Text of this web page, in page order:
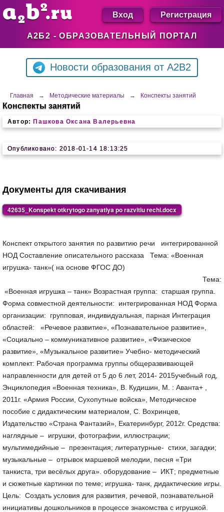
А2Б2 - ОБРАЗОВАТЕЛЬНЫЙ ПОРТАЛ
Вход Регистрация
Новости образования от A2B2
Главная → Методические материалы → Конспекты занятий
Конспекты занятий
Автор: Пашкова Оксана Валерьевна
Опубликовано: 2018-01-14 18:13:25
Документы для скачивания
42635_Konspekt otkrytogo zanyatiya po razvitiu rechi.docx
Конспект открытого занятия по развитию речи интегрированной
НОД Составление описательного рассказа Тема: «Военная
игрушка- танк»( на основе ФГОС ДО)
Тема:
«Военная игрушка – танк» Возрастная группа: старшая группа.
Форма совместной деятельности: интегрированная НОД Форма
организации: групповая, индивидуальная, парная Интеграция
областей: «Речевое развитие», «Познавательное развитие»,
«Социально – коммуникативное развитие», «Физическое
развитие», «Музыкальное развитие» Учебно- методический
комплект: Рабочая программа группы общеразвивающей
направленности для детей от 5 до 6 лет, 2014- 2015учебный год,
Энциклопедия «Военная техника», В. Кудишин, М. : Аванта+ ,
2011г. «Армия России, Сухопутные войска», Методическое
пособие с дидактическим материалом, С. Вохринцев,
Издательство «Страна Фантазий», Екатеринбург, 2012г. Средства:
наглядные – игрушки, фотографии, иллюстрации;
мультимедийные – презентация; литературные- стихи, загадки;
музыкальные – отрывок маршевой мелодии, песня «Три
танкиста, три весёлых друга». оборудование – ИКТ; предметные
и сюжетные картинки по теме; игрушка- танк, дидактические игры.
Цель: Создать условия для развития, речевой, познавательной
инициативы дошкольников в процессе знакомства с игрушкой.